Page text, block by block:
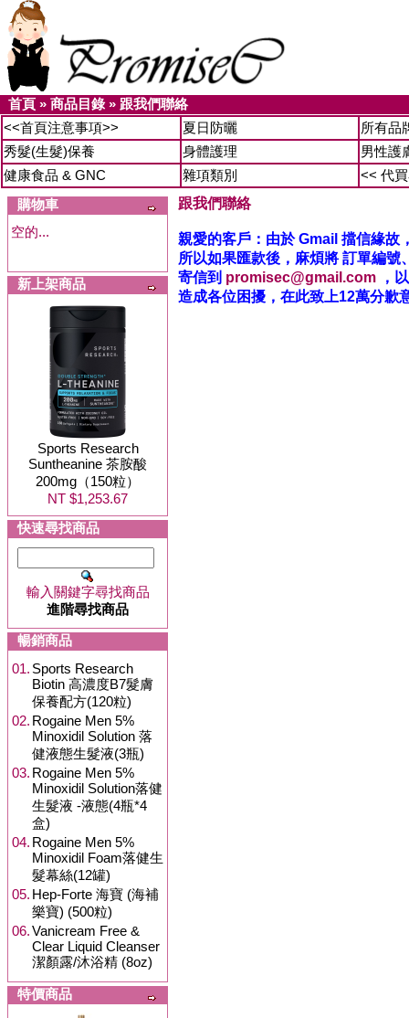
首頁 » 商品目錄» 跟我們聯絡
<<首頁注意事項>>
夏日防曬
所有品
秀髮(生髮)保養
身體護理
男性護
健康食品 & GNC
雜項類別
<< 代
購物車
空的...
新上架商品
Sports Research
Suntheanine 茶胺酸
200mg（150粒）
NT $1,253.67
快速尋找商品
輸入關鍵字尋找商品
進階尋找商品
暢銷商品
01. Sports Research
Biotin 高濃度B7髮膚
保養配方(120粒)
02. Rogaine Men 5%
Minoxidil Solution 落
健液態生髮液(3瓶)
03. Rogaine Men 5%
Minoxidil Solution落健
生髮液 -液態(4瓶*4
盒)
04. Rogaine Men 5%
Minoxidil Foam落健生
髮幕絲(12罐)
05. Hep-Forte 海寶 (海補
樂寶) (500粒)
06.Vanicream Free &
Clear Liquid Cleanser
潔顏露/沐浴精 (8oz)
特價商品
跟我們聯絡
親愛的客戶：由於 Gmail 擋信緣故
所以如果匯款後，麻煩將 訂單編號
寄信到 promisec@gmail.com ，
造成各位困擾，在此致上12萬分歉